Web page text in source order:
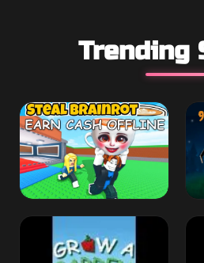
Trending